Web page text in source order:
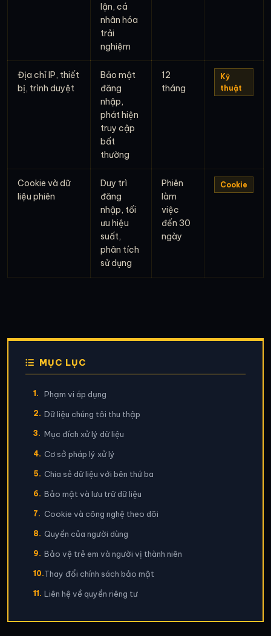
lận, cá
nhân hóa
trải
nghiệm
Địa chỉ IP, thiết
bị, trình duyệt
Bảo mật
đăng
nhập,
phát hiện
truy cập
bất
thường
12
tháng
Kỹ
thuật
Cookie và dữ
liệu phiên
Duy trì
đăng
nhập, tối
ưu hiệu
suất,
phân tích
sử dụng
Phiên
làm
việc
đến 30
ngày
Cookie
MỤC LỤC
1. Phạm vi áp dụng
2. Dữ liệu chúng tôi thu thập
3. Mục đích xử lý dữ liệu
4. Cơ sở pháp lý xử lý
5. Chia sẻ dữ liệu với bên thứ ba
6. Bảo mật và lưu trữ dữ liệu
7. Cookie và công nghệ theo dõi
8. Quyền của người dùng
9. Bảo vệ trẻ em và người vị thành niên
10.Thay đổi chính sách bảo mật
11. Liên hệ về quyền riêng tư